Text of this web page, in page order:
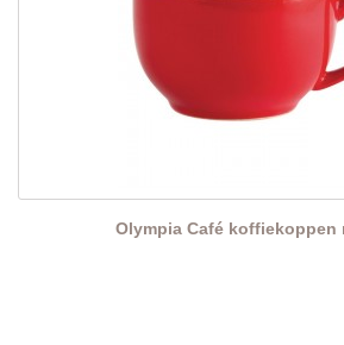
Olympia Café koffiekoppen